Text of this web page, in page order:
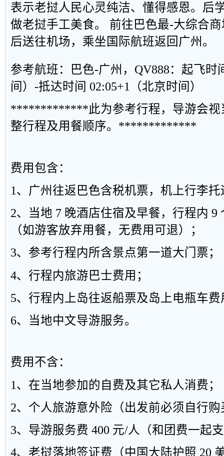
表示老挝人民心灵纯洁、懂得感恩。后
做老挝手工美食。 前往巴色最-大综合商
后送往机场，乘坐国际航班返回广州。
参考航班：巴色-广州， QV888：起飞时
间） -抵达时间 02:05+1 （北京时间）
*************此为参考行程，导游会
整行程及用餐顺序。 *************
费用包含：
1、广州往返巴色含税机票，机上行李托
2、当地 7 晚酒店住宿及早餐，行程内 9
（如游客放弃用餐，无费用可退）；
3、参考行程内所含景点第一道大门票；
4、行程内旅游巴士费用；
5、行程内上岛往返船票及岛上电瓶车费
6、当地中文导游服务。
费用不含：
1、在当地参加的自费及其它私人消费；
2、个人旅游意外险（出发前必须自行购
3、导游服务费 400 元/人（和团费一起
4、老挝落地签证费（中国大陆护照 20